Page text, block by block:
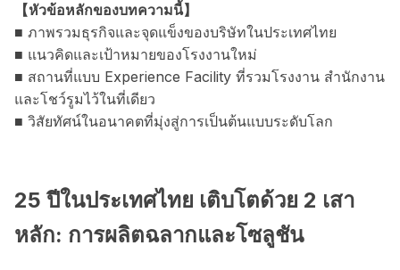
【หัวข้อหลักของบทความนี้】
■ ภาพรวมธุรกิจและจุดแข็งของบริษัทในประเทศไทย
■ แนวคิดและเป้าหมายของโรงงานใหม่
■ สถานที่แบบ Experience Facility ที่รวมโรงงาน สำนักงาน
และโชว์รูมไว้ในที่เดียว
■ วิสัยทัศน์ในอนาคตที่มุ่งสู่การเป็นต้นแบบระดับโลก
25 ปีในประเทศไทย เติบโตด้วย 2 เสา
หลัก: การผลิตฉลากและโซลูชัน